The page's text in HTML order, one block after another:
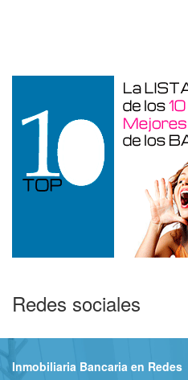
Redes sociales
Inmobiliaria Bancaria en Redes